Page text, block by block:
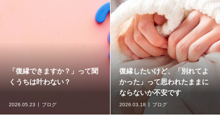
「復縁できますか？」って聞
くうちは叶わない？
2026.05.23 ブログ
復縁したいけど、「別れてよ
かった」って思われたままに
ならないか不安です
2026.03.18 ブログ